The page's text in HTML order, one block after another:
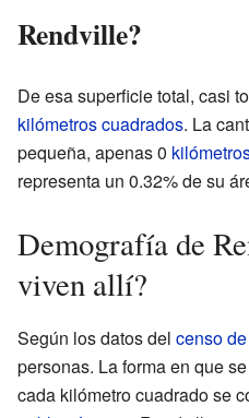
Rendville?
De esa superficie total, casi
kilómetros cuadrados. La
pequeña, apenas 0
representa un 0.32% de su
Demografía de
viven allí?
Según los datos del censo
personas. La forma en que
cada kilómetro cuadrado se